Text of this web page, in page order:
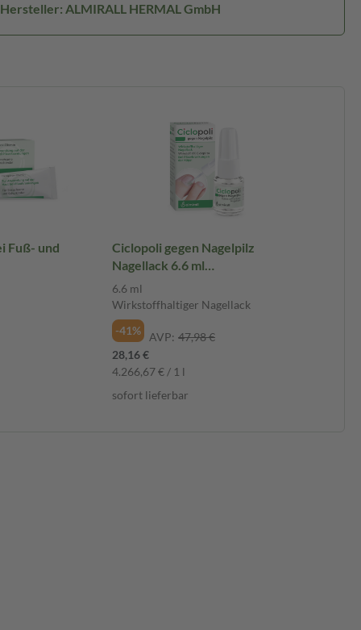
Hersteller: ALMIRALL HERMAL GmbH
Fuß- und
Ciclopoli gegen Nagelpilz
Nagellack 6.6 ml
Wirkstoffhaltiger Nagellack
6.6 ml
Wirkstoffhaltiger Nagellack
-41%
AVP: 47,98 €
28,16 €
4.266,67 € / 1 l
sofort lieferbar